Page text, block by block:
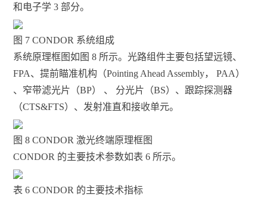
和电子学 3 部分。
图 7 CONDOR 系统组成
系统原理框图如图 8 所示。光路组件主要包括望远镜、
FPA、提前瞄准机构（Pointing Ahead Assembly， PAA）
、窄带滤光片（BP） 、 分光片（BS）、跟踪探测器
（CTS&FTS）、发射准直和接收单元。
图 8 CONDOR 激光终端原理框图
CONDOR 的主要技术参数如表 6 所示。
表 6 CONDOR 的主要技术指标